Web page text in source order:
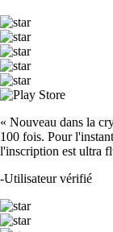
« Nouveau dans la
100 fois. Pour
l'inscription est ultra
-Utilisateur vérifié